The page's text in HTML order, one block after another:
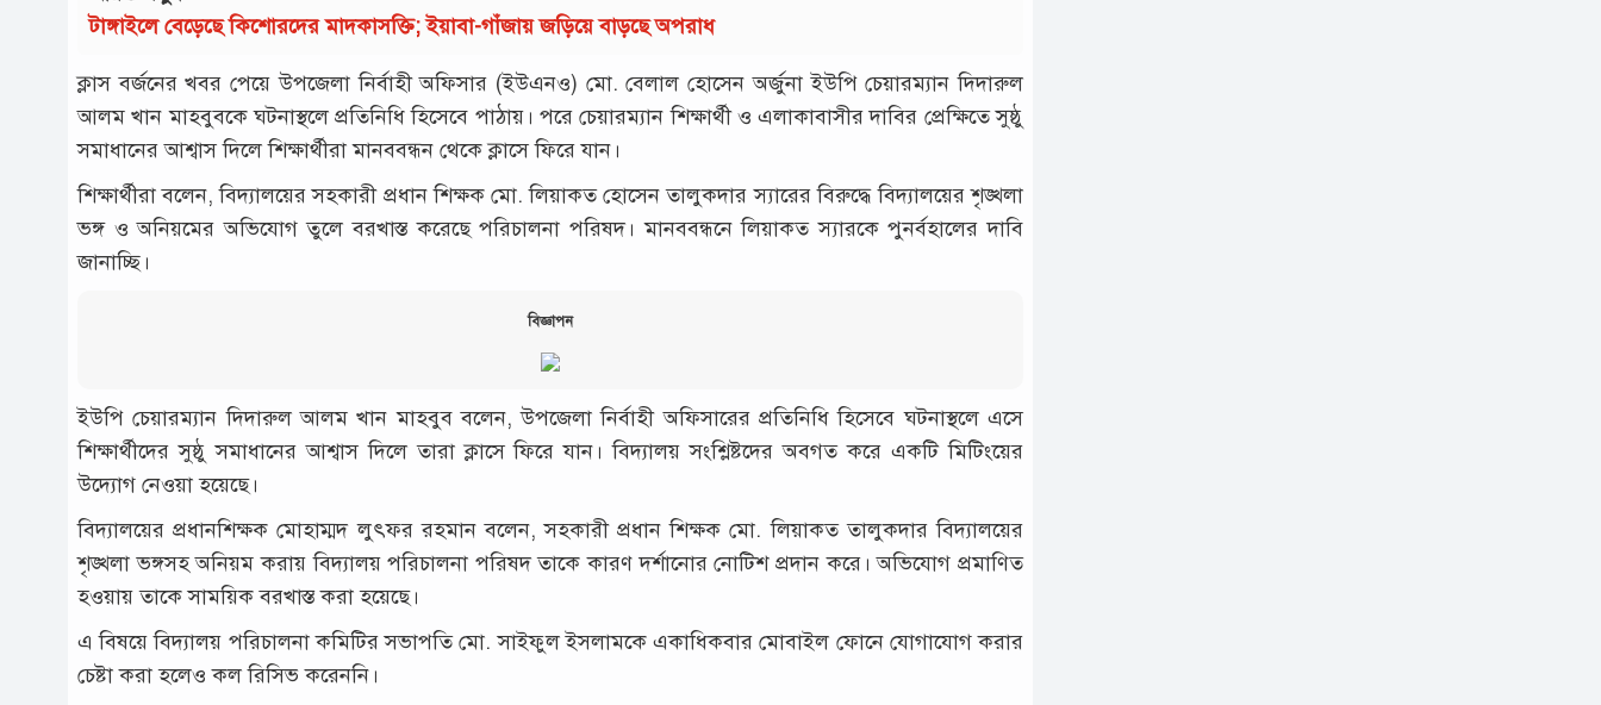
টাঙ্গাইলে বেড়েছে কিশোরদের মাদকাসক্তি; ইয়াবা-গাঁজায় জড়িয়ে বাড়ছে অপরাধ
ক্লাস বর্জনের খবর পেয়ে উপজেলা নির্বাহী অফিসার (ইউএনও) মো. বেলাল হোসেন অর্জুনা ইউপি চেয়ারম্যান দিদারুল
আলম খান মাহবুবকে ঘটনাস্থলে প্রতিনিধি হিসেবে পাঠায়। পরে চেয়ারম্যান শিক্ষার্থী ও এলাকাবাসীর দাবির প্রেক্ষিতে সুষ্ঠু
সমাধানের আশ্বাস দিলে শিক্ষার্থীরা মানববন্ধন থেকে ক্লাসে ফিরে যান।
শিক্ষার্থীরা বলেন, বিদ্যালয়ের সহকারী প্রধান শিক্ষক মো. লিয়াকত হোসেন তালুকদার স্যারের বিরুদ্ধে বিদ্যালয়ের শৃঙ্খলা
ভঙ্গ ও অনিয়মের অভিযোগ তুলে বরখাস্ত করেছে পরিচালনা পরিষদ। মানববন্ধনে লিয়াকত স্যারকে পুনর্বহালের দাবি
জানাচ্ছি।
বিজ্ঞাপন
ইউপি চেয়ারম্যান দিদারুল আলম খান মাহবুব বলেন, উপজেলা নির্বাহী অফিসারের প্রতিনিধি হিসেবে ঘটনাস্থলে এসে
শিক্ষার্থীদের সুষ্ঠু সমাধানের আশ্বাস দিলে তারা ক্লাসে ফিরে যান। বিদ্যালয় সংশ্লিষ্টদের অবগত করে একটি মিটিংয়ের
উদ্যোগ নেওয়া হয়েছে।
বিদ্যালয়ের প্রধানশিক্ষক মোহাম্মদ লুৎফর রহমান বলেন, সহকারী প্রধান শিক্ষক মো. লিয়াকত তালুকদার বিদ্যালয়ের
শৃঙ্খলা ভঙ্গসহ অনিয়ম করায় বিদ্যালয় পরিচালনা পরিষদ তাকে কারণ দর্শানোর নোটিশ প্রদান করে। অভিযোগ প্রমাণিত
হওয়ায় তাকে সাময়িক বরখাস্ত করা হয়েছে।
এ বিষয়ে বিদ্যালয় পরিচালনা কমিটির সভাপতি মো. সাইফুল ইসলামকে একাধিকবার মোবাইল ফোনে যোগাযোগ করার
চেষ্টা করা হলেও কল রিসিভ করেননি।